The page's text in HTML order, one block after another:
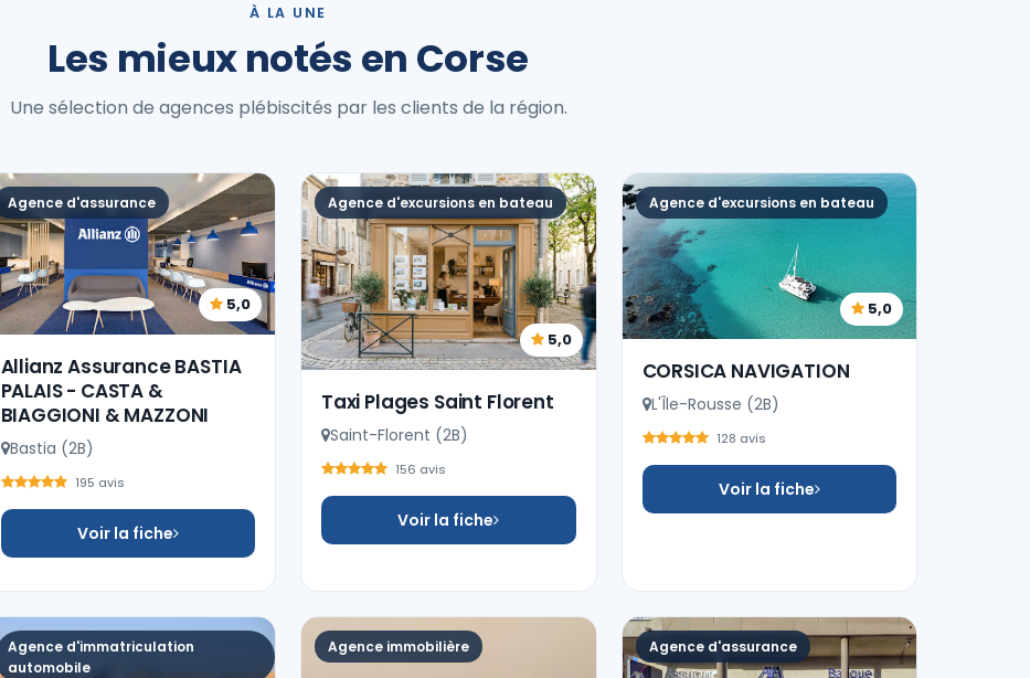
À LA UNE
Les mieux notés en Corse
Une sélection de agences plébiscités par les clients de la région.
Agence d'assurance
5,0
Allianz Assurance BASTIA
PALAIS - CASTA &
BIAGGIONI & MAZZONI
Bastia (2B)
195 avis
Voir la fiche
Agence d'excursions en bateau
5,0
Taxi Plages Saint Florent
Saint-Florent (2B)
156 avis
Voir la fiche
Agence d'excursions en bateau
5,0
CORSICA NAVIGATION
L'Île-Rousse (2B)
128 avis
Voir la fiche
Agence d'immatriculation
automobile
Agence immobilière Agence d'assurance